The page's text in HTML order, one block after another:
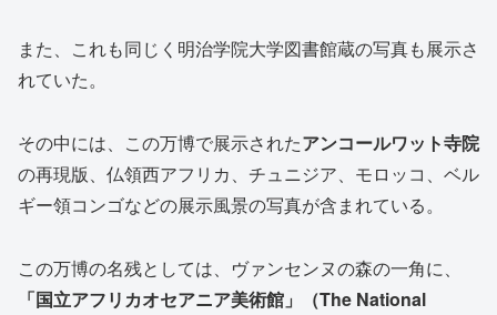
また、これも同じく明治学院大学図書館蔵の写真も展示さ
れていた。
その中には、この万博で展示されたアンコールワット寺院
の再現版、仏領西アフリカ、チュニジア、モロッコ、ベル
ギー領コンゴなどの展示風景の写真が含まれている。
この万博の名残としては、ヴァンセンヌの森の一角に、
「国立アフリカオセアニア美術館」（The National